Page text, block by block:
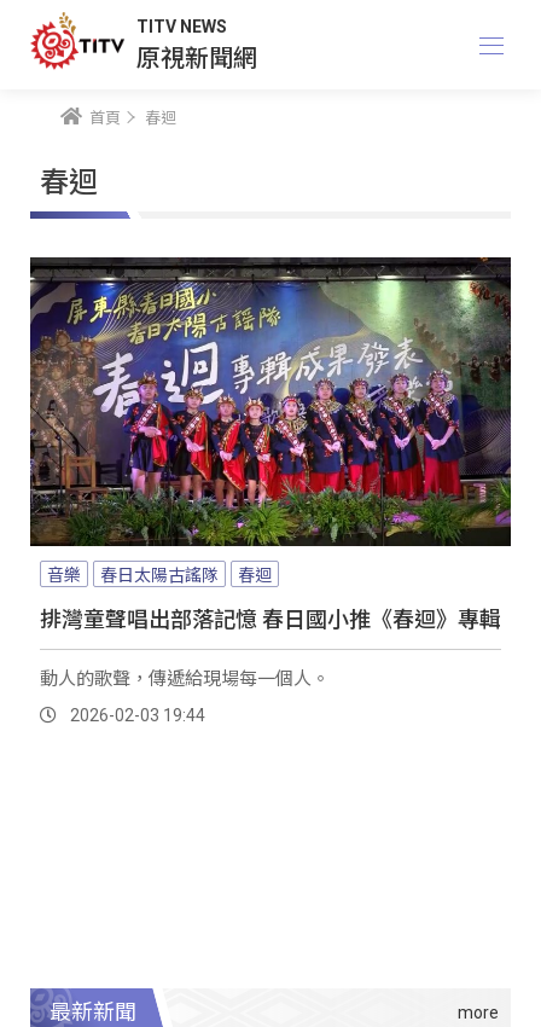
TITV NEWS
原視新聞網
首頁 春迴
春迴
音樂 春日太陽古謠隊 春迴
排灣童聲唱出部落記憶 春日國小推《春迴》專輯
動人的歌聲，傳遞給現場每一個人。
2026-02-03 19:44
最新新聞